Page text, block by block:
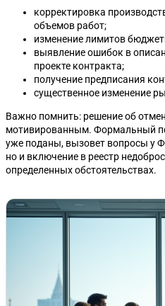
корректировка
объемов работ;
изменение лимитов
выявление ошибок в
проекте контракта;
получение предписания
существенное изменение
Важно помнить: решение об
мотивированным. Формальный
уже поданы, вызовет вопросы у
но и включение в реестр
определенных обстоятельствах.